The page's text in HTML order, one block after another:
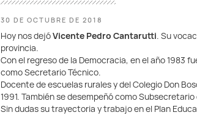
30 DE OCTUBRE DE 2018
Hoy nos dejóVicente Pedro Cantarutti. Su
provincia.
Con el regreso de la Democracia, en el año 1983
como Secretario Técnico.
Docente de escuelas rurales y del Colegio Don
1991. También se desempeñó como
Sin dudas su trayectoria y trabajo en el Plan